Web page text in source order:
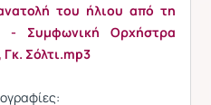
του ήλιου από τη
- Συμφωνική Ορχήστρα
Σόλτι.mp3